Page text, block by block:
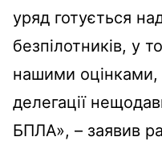
уряд готується
безпілотників, у
нашими оцінками,
делегації
БПЛА», – заявив